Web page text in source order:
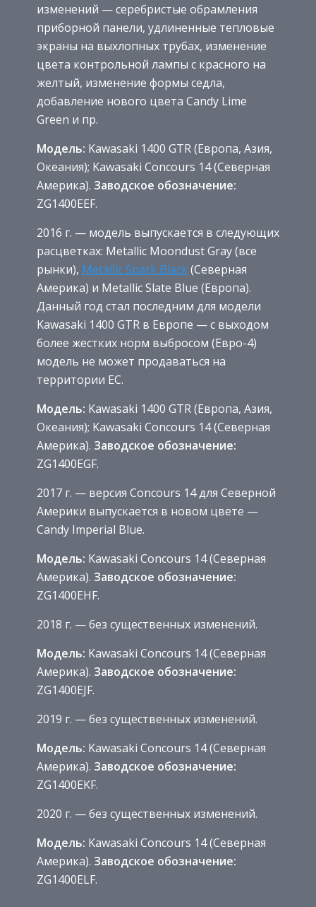
изменений — серебристые обрамления
приборной панели, удлиненные тепловые
экраны на выхлопных трубах, изменение
цвета контрольной лампы с красного на
желтый, изменение формы седла,
добавление нового цвета Candy Lime
Green и пр.
Модель: Kawasaki 1400 GTR (Европа, Азия,
Океания); Kawasaki Concours 14 (Северная
Америка). Заводское обозначение:
ZG1400EEF.
2016 г. — модель выпускается в следующих
расцветках: Metallic Moondust Gray (все
рынки), Metallic Spark Black(Северная
Америка) и Metallic Slate Blue (Европа).
Данный год стал последним для модели
Kawasaki 1400 GTR в Европе — с выходом
более жестких норм выбросом (Евро-4)
модель не может продаваться на
территории ЕС.
Модель: Kawasaki 1400 GTR (Европа, Азия,
Океания); Kawasaki Concours 14 (Северная
Америка). Заводское обозначение:
ZG1400EGF.
2017 г. — версия Concours 14 для Северной
Америки выпускается в новом цвете —
Candy Imperial Blue.
Модель: Kawasaki Concours 14 (Северная
Америка). Заводское обозначение:
ZG1400EHF.
2018 г. — без существенных изменений.
Модель: Kawasaki Concours 14 (Северная
Америка). Заводское обозначение:
ZG1400EJF.
2019 г. — без существенных изменений.
Модель: Kawasaki Concours 14 (Северная
Америка). Заводское обозначение:
ZG1400EKF.
2020 г. — без существенных изменений.
Модель: Kawasaki Concours 14 (Северная
Америка). Заводское обозначение:
ZG1400ELF.